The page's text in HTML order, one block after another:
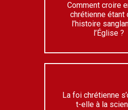
Comment croire
chrétienne étant
l’histoire
l’Église ?
La foi chrétienne
t-elle à la